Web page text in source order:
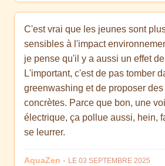
C'est vrai que les jeunes sont
sensibles à l'impact
je pense qu'il y a aussi un effet
L'important, c'est de pas tomber
greenwashing et de proposer
concrètes. Parce que bon, une
électrique, ça pollue aussi, hein,
se leurrer.
AquaZen - LE 03 SEPTEMBRE 2025